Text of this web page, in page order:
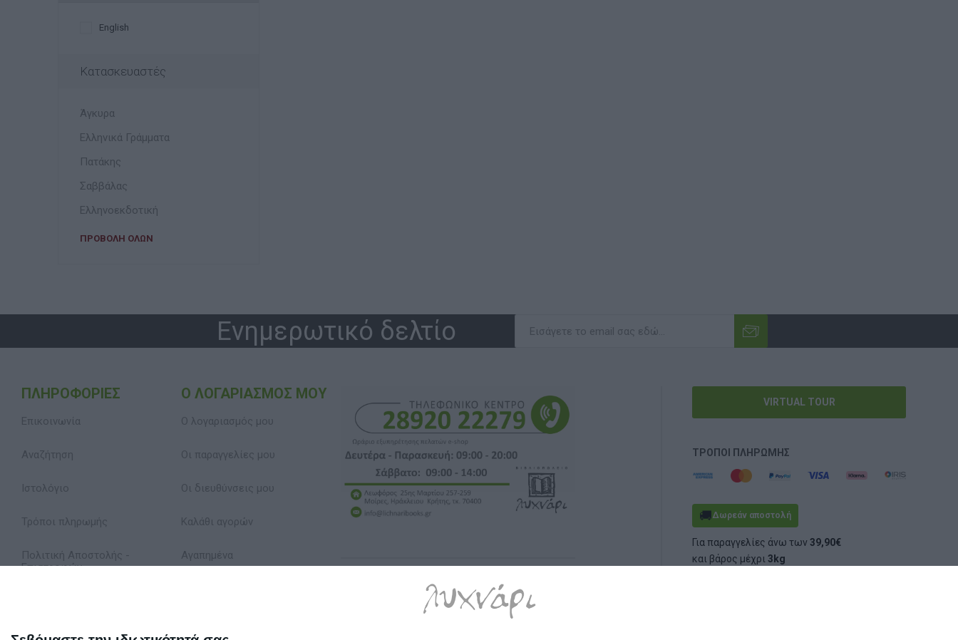
English
Κατασκευαστές
Άγκυρα
Ελληνικά Γράμματα
Πατάκης
Σαββάλας
Ελληνοεκδοτική
ΠΡΟΒΟΛΉ ΌΛΩΝ
Ενημερωτικό δελτίο
ΠΛΗΡΟΦΟΡΊΕΣ
Επικοινωνία
Αναζήτηση
Ιστολόγιο
Τρόποι πληρωμής
Πολιτική Αποστολής -
Επιστροφών
Όροι Χρήσης
Ο ΛΟΓΑΡΙΑΣΜΌΣ ΜΟΥ
Ο λογαριασμός μου
Οι παραγγελίες μου
Οι διευθύνσεις μου
Καλάθι αγορών
Αγαπημένα
VIRTUAL TOUR
ΤΡΌΠΟΙ ΠΛΗΡΩΜΉΣ
🚚Δωρεάν αποστολή
Για παραγγελίες άνω των39,90€
και βάρος μέχρι3kg